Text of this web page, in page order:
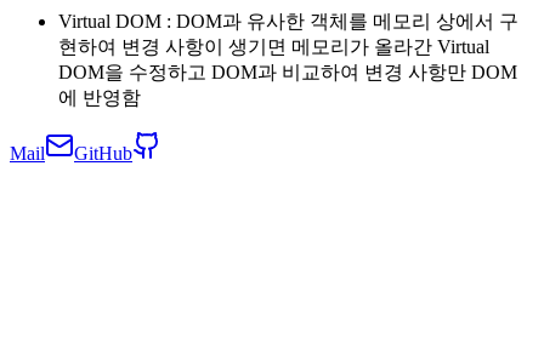
Virtual DOM : DOM과 유사한 객체를 메모리 상에서 구
현하여 변경 사항이 생기면 메모리가 올라간 Virtual
DOM을 수정하고 DOM과 비교하여 변경 사항만 DOM
에 반영함
Mail GitHub